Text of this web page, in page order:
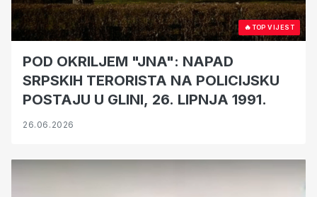
🔥TOP VIJEST
POD OKRILJEM "JNA": NAPAD
SRPSKIH TERORISTA NA POLICIJSKU
POSTAJU U GLINI, 26. LIPNJA 1991.
26.06.2026